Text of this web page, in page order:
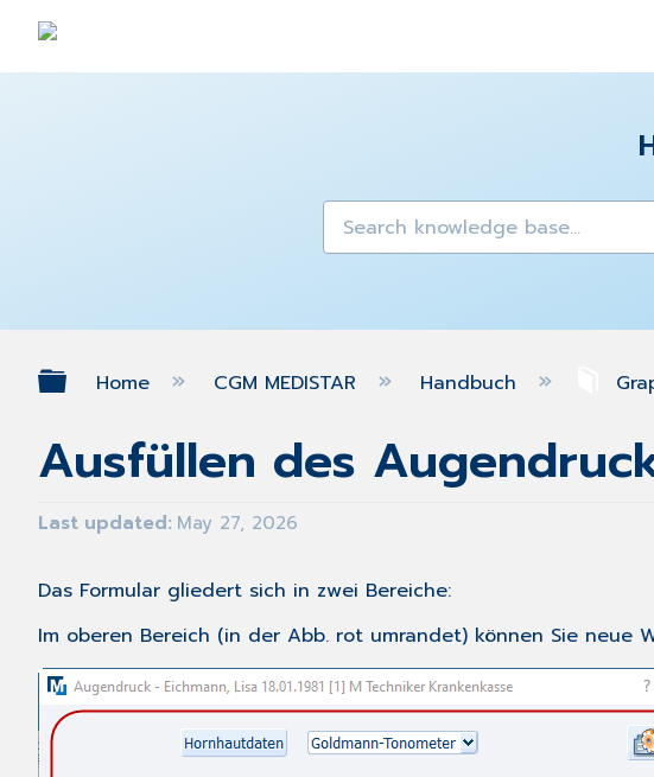
Expand/collapse global hierarchy
Home CGM MEDISTAR Handbuch
Ausfüllen des
Last updated May 27, 2026
Das Formular gliedert sich in zwei Bereiche:
Im oberen Bereich (in der Abb. rot umrandet) können Sie neue